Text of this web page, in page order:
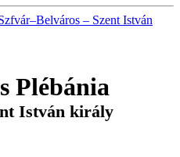
– Szent István
Plébánia
István király